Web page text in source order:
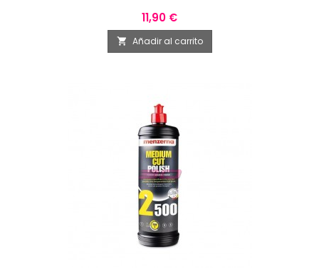
Precio
11,90 €
 Añadir al carrito